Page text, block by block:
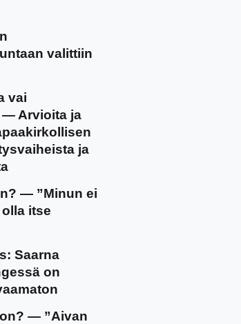
valittiin
vai
— Arvioita ja
ja
— ”Minun ei
itse
Saarna
on
— ”Aivan